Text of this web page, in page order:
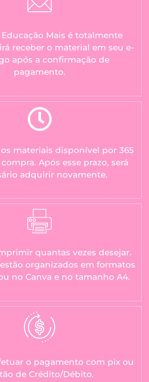
Mais é totalmente
receber o material em seu e-
após a confirmação de
pagamento.
materiais disponível por 365
Após esse prazo, será
adquirir novamente.
quantas vezes desejar.
organizados em formatos
no Canva e no tamanho A4.
o pagamento com pix ou
de Crédito/Débito.